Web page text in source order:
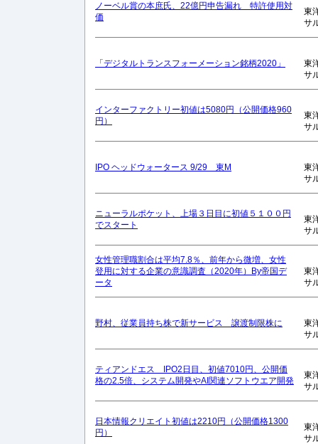
ノーベル賞の本庶氏、22億円申告漏れ 特許使用対
価
東
サ
「デジタルトランスフォーメーション銘柄2020」
東
サ
インターファクトリー初値は5080円（公開価格960
円）
東
サ
IPO ヘッドウォータース 9/29 東M
東
サ
ニューラルポケット、上場３日目に初値５１００円
でスタート
東
サ
女性管理職割合は平均7.8％、前年から微増、女性
登用に対する企業の意識調査（2020年）By帝国デ
ータ
東
サ
野村、従業員持ち株で新サービス 譲渡制限株に
東
サ
ティアンドエス IPO2日目、初値7010円、公開価
格の2.5倍、システム開発やAI関連ソフトウエア開発
東
サ
日本情報クリエイト初値は2210円（公開価格1300
円）
東
サ